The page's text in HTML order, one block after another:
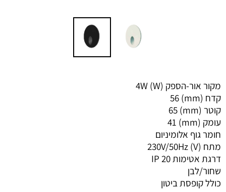
מקור אור-הספק (W) 4W
קדח (mm) 56
קוטר (mm) 65
עומק (mm) 41
חומר גוף אלומיניום
מתח (V) 230V/50Hz
דרגת אטימות IP 20
שחור/לבן
כולל קופסת ביטון